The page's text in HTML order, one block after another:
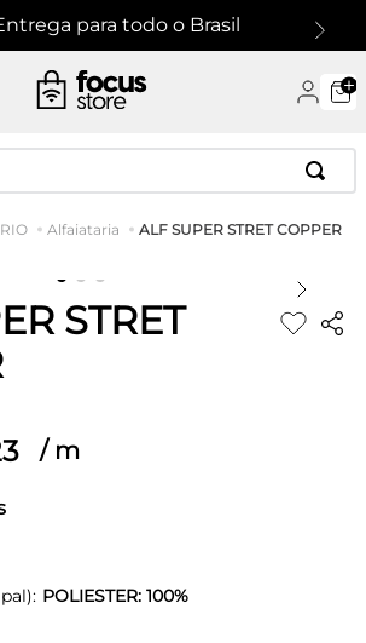
para todo o Brasil
Alfaiataria ALF SUPER STRET COPPER
STRET
/ m
POLIESTER: 100%